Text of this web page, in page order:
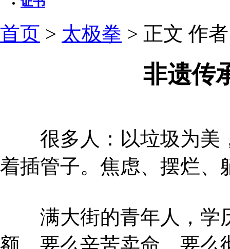
首页 > 太极拳 > 正文 作
非遗传
很多人：以垃圾为美
着插管子。焦虑、摆烂、
满大街的青年人，学
额，要么辛苦卖命，要么